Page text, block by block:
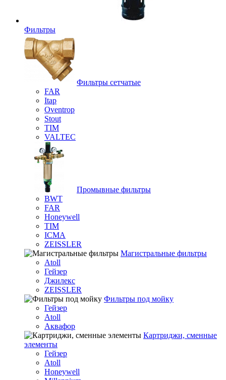
Фильтры
Фильтры сетчатые
FAR
Itap
Oventrop
Stout
TIM
VALTEC
Промывные фильтры
BWT
FAR
Honeywell
TIM
ICMA
ZEISSLER
Магистральные фильтры
Atoll
Гейзер
Джилекс
ZEISSLER
Фильтры под мойку
Гейзер
Atoll
Аквафор
Картриджи, сменные
элементы
Гейзер
Atoll
Honeywell